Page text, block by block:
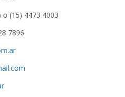
o (15) 4473 4003
7896